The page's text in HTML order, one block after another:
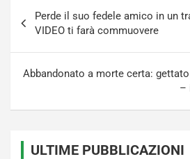
articoli
Perde il suo fedele amico in un
VIDEO ti farà commuovere
Abbandonato a morte certa:
–
ULTIME PUBBLICAZIONI